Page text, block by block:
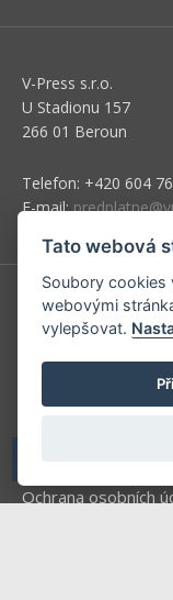
V-Press s.r.o.
U Stadionu 157
266 01 Beroun
Telefon: +420 604
E-mail:
Redakce
Předplatné
Inzerce v časopise
Ochrana osobních
Tato webová
Soubory cookies
webovými
vylepšovat.